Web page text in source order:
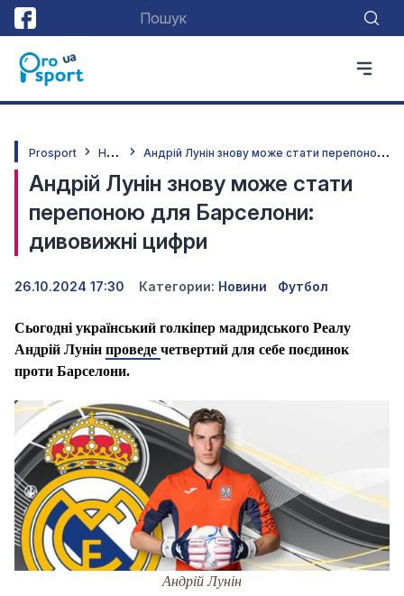
Prosport Н
овини А
ндрій Лунін знову може стати перепоною для Барселони: дивовижні цифри
Андрій Лунін знову може стати
перепоною для Барселони:
дивовижні цифри
26.10.2024 17:30 Категории: Новини Футбол
Сьогодні український голкіпер мадридського Реалу
Андрій Лунін проведе четвертий для себе поєдинок
проти Барселони.
Андрій Лунін